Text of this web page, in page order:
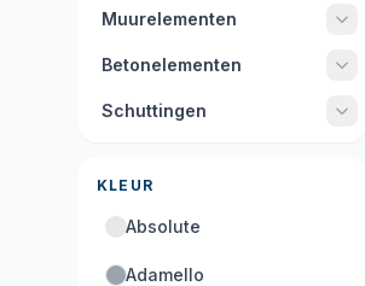
Muurelementen
Betonelementen
Schuttingen
KLEUR
Absolute
Adamello